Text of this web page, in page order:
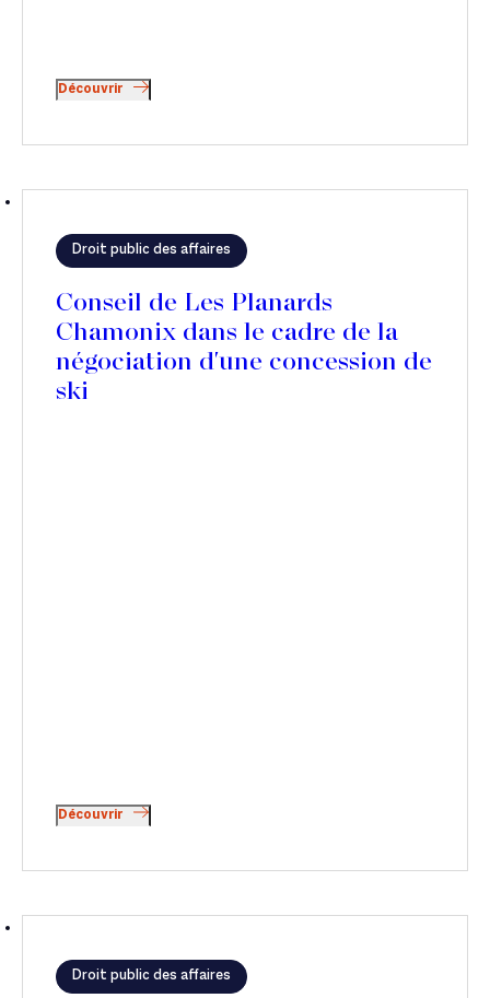
Découvrir
Droit public des affaires
Conseil de Les Planards
Chamonix dans le cadre de la
négociation d'une concession de
ski
Découvrir
Droit public des affaires